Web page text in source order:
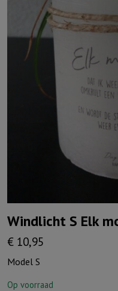
Windlicht S Elk
€ 10,95
Model S
Op voorraad